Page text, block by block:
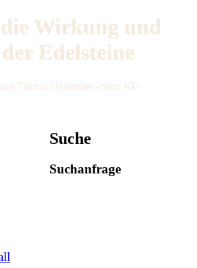
Wirkung und
Edelsteine
Thema Heilsteine -ohne KI-
Suche
Suchanfrage